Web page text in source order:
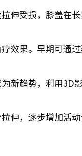
伸受损，膝盖在
效果。早期可通
新趋势，利用3D
伸，逐步增加活